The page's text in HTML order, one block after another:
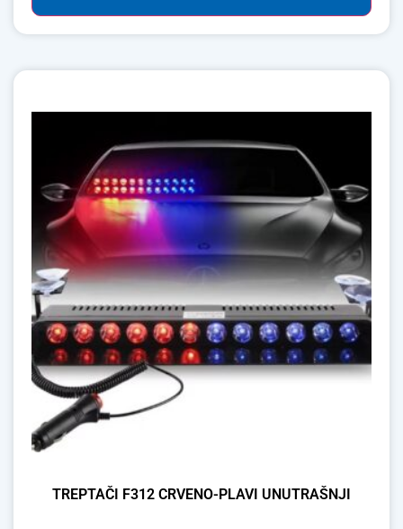
TREPTAČI F312 CRVENO-PLAVI UNUTRAŠNJI